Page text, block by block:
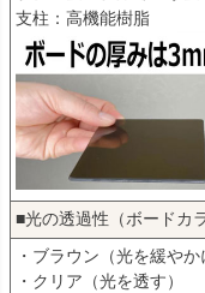
支柱：高機能樹脂
■光の透過性（ボードカ
・ブラウン（光を緩やか
・クリア（光を透す）